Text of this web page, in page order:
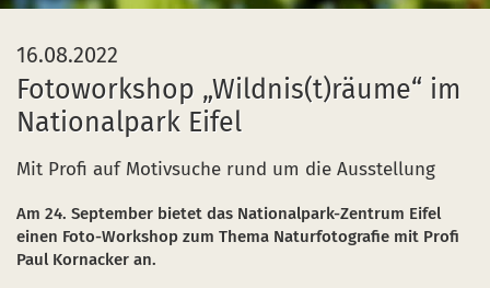
Artenliste
Lebensräume
Geologie, Böden und Klima
Forschung im Nationalpark
Naturentwicklung
Geführte Wanderungen
Auf eigene Faust
Wandervorschläge
Wildnis-Trail
Kinder, Jugendliche und Familien
Nationalpark-Infopunkte
Wildniswerkstatt Düttling
Natur-Erlebnis-Treff (NEsT) Jugendwaldheim
Nationalpark-Schulen
Nationalpark-Kitas
Arrangements & Pauschalen
GästeCard
Fahrtziel Natur
Downloads
Motorradfahrende
Einsatz von Drohnen
Fan-Artikel zum Nationalpark
Bücher und Karten
16.08.2022
Fotoworkshop „Wildnis(t)räume“ im
Nationalpark Eifel
Mit Profi auf Motivsuche rund um die Ausstellung
Am 24. September bietet das Nationalpark-Zentrum Eifel
einen Foto-Workshop zum Thema Naturfotografie mit Profi
Paul Kornacker an.